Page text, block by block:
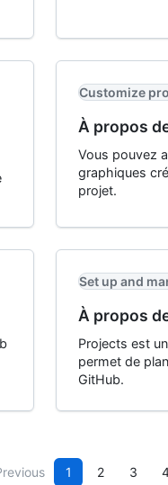
Customize
À propos
Vous pouvez
graphiques
projet.
Set up and
À propos
Projects est
permet de
GitHub.
1 2 3